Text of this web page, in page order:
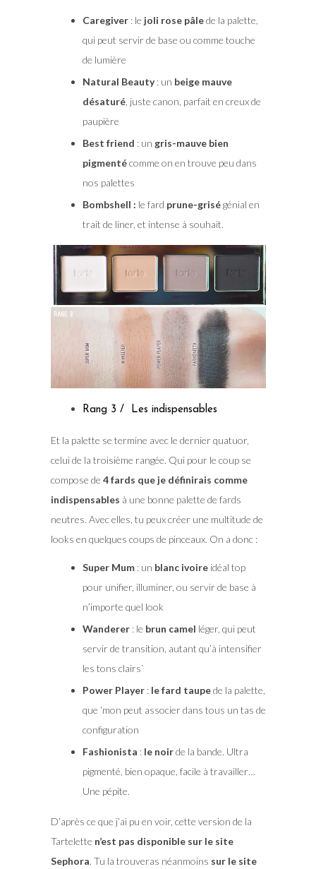
Caregiver: le joli rose pâlede la palette,
qui peut servir de base ou comme touche
de lumière
Natural Beauty: un beige mauve
désaturé, juste canon, parfait en creux de
paupière
Best friend : un gris-mauve bien
pigmentécomme on en trouve peu dans
nos palettes
Bombshell : le fard prune-griségénial en
trait de liner, et intense à souhait.
Rang 3 / Les indispensables
Et la palette se termine avec le dernier quatuor,
celui de la troisième rangée. Qui pour le coup se
compose de 4 fards que je définirais comme
indispensables à une bonne palette de fards
neutres. Avec elles, tu peux créer une multitude de
looks en quelques coups de pinceaux. On a donc :
Super Mum: un blanc ivoireidéal top
pour unifier, illuminer, ou servir de base à
n’importe quel look
Wanderer: le brun camel léger, qui peut
servir de transition, autant qu’à intensifier
les tons clairs`
Power Player: le fard taupede la palette,
que ‘mon peut associer dans tous un tas de
configuration
Fashionista : le noirde la bande. Ultra
pigmenté, bien opaque, facile à travailler…
Une pépite.
D’après ce que j’ai pu en voir, cette version de la
Tartelette n’est pas disponible sur le site
Sephora. Tu la trouveras néanmoins sur le site